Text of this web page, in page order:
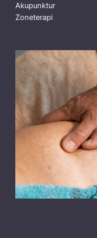
Akupunktur
Zoneterapi